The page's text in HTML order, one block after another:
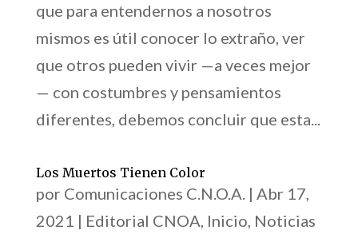
que para entendernos a nosotros
mismos es útil conocer lo extraño, ver
que otros pueden vivir —a veces mejor
— con costumbres y pensamientos
diferentes, debemos concluir que esta...
Los Muertos Tienen Color
por Comunicaciones C.N.O.A.| Abr 17,
2021 | Editorial CNOA, Inicio, Noticias